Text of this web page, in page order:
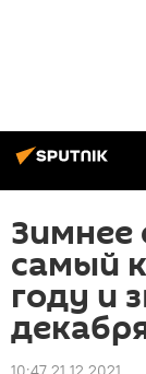
Зимнее
самый
году и